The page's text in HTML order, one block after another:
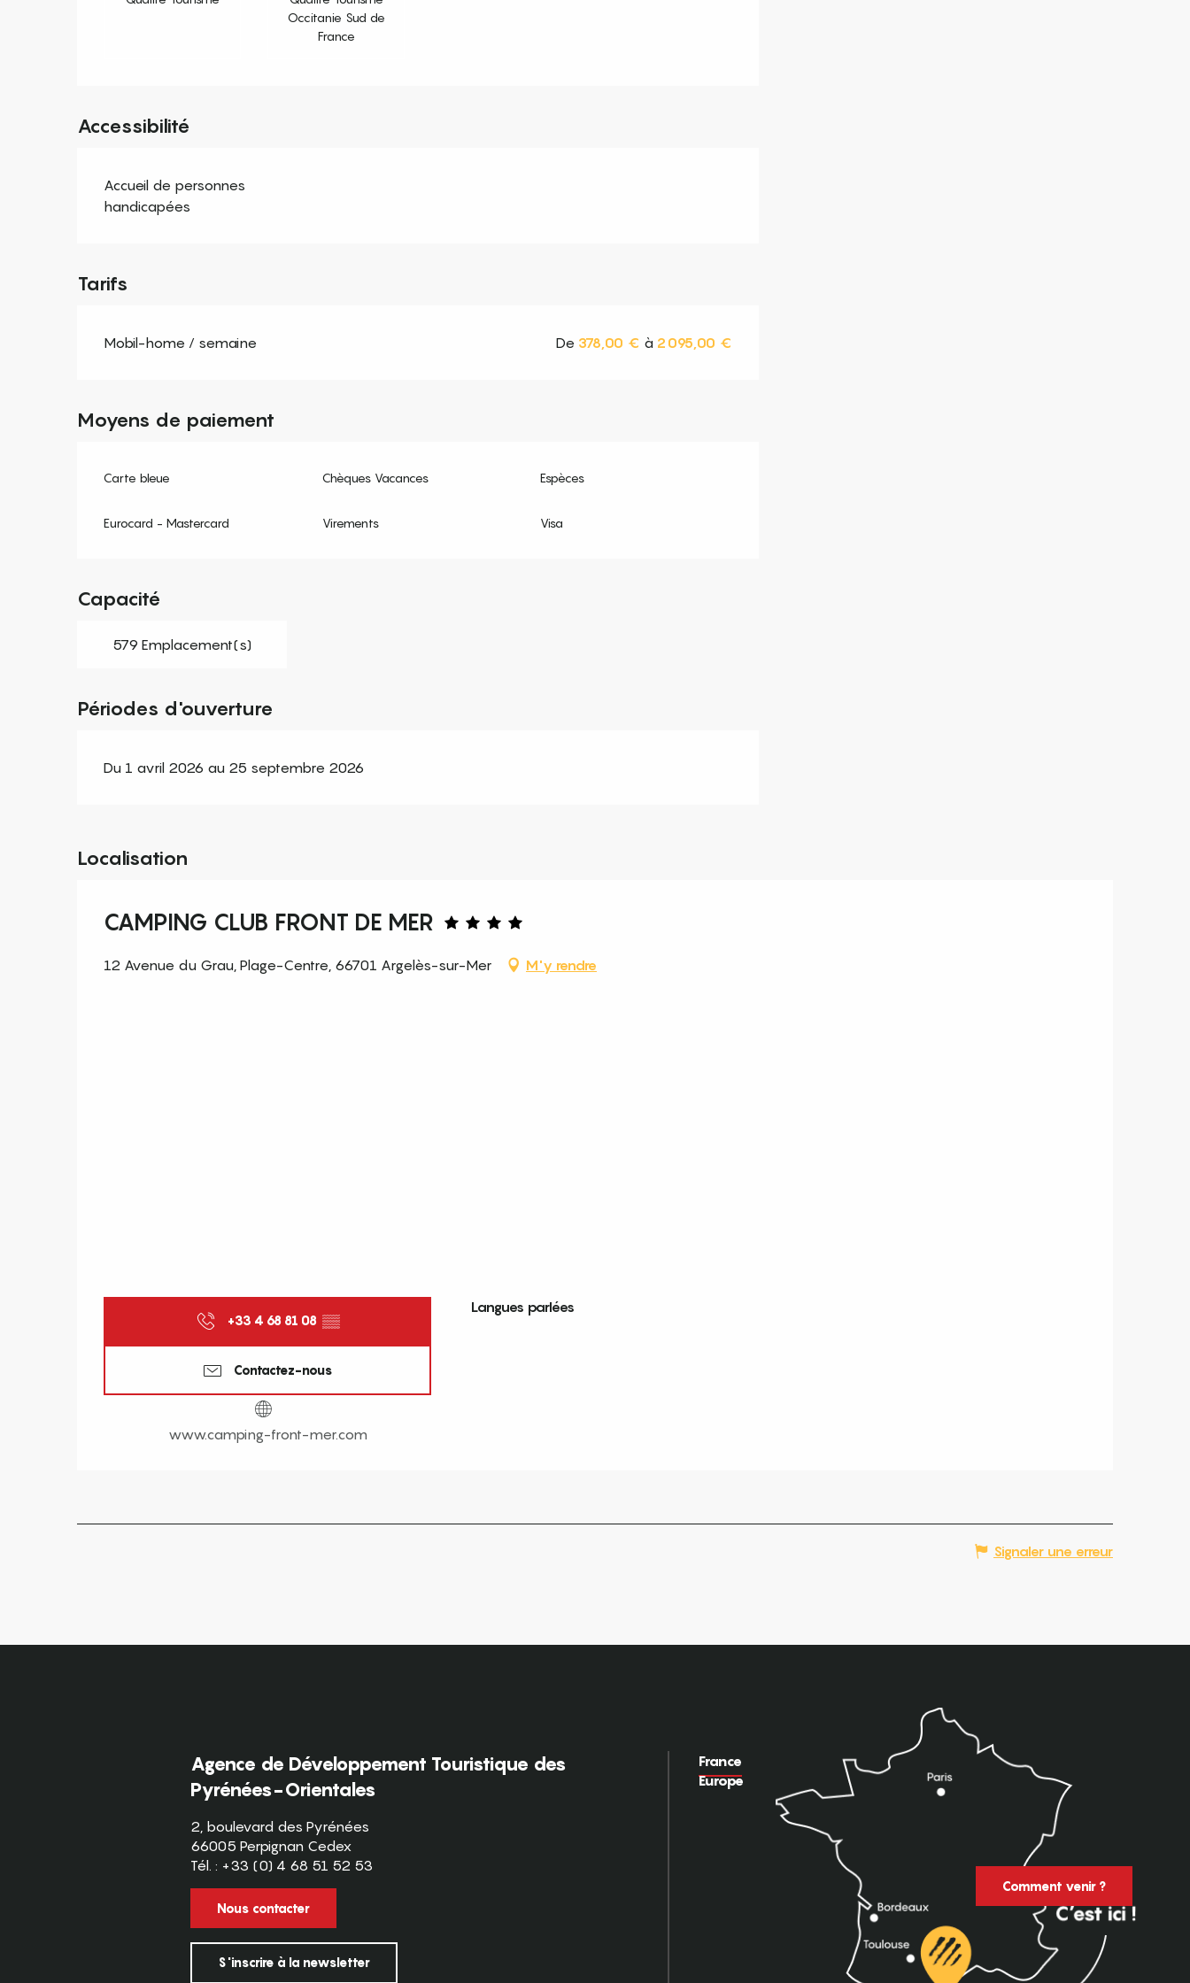
Occitanie Sud de
France
Accessibilité
Accueil de personnes
handicapées
Tarifs
Mobil-home / semaine De 378,00 € à 2 095,00 €
Moyens de paiement
Carte bleue Chèques Vacances Espèces
Eurocard - Mastercard Virements Visa
Capacité
579 Emplacement(s)
Périodes d'ouverture
Du 1 avril 2026 au 25 septembre 2026
Localisation
CAMPING CLUB FRONT DE MER
12 Avenue du Grau, Plage-Centre, 66701 Argelès-sur-Mer M'y rendre
+33 4 68 81 08 ▒▒
Contactez-nous
www.camping-front-mer.com
Langues parlées
Langues parlées
Signaler une erreur
Agence de Développement Touristique des
Pyrénées-Orientales
2, boulevard des Pyrénées
66005 Perpignan Cedex
Tél. : +33 (0) 4 68 51 52 53
Nous contacter
S'inscrire à la newsletter
France
Europe
Comment venir ?